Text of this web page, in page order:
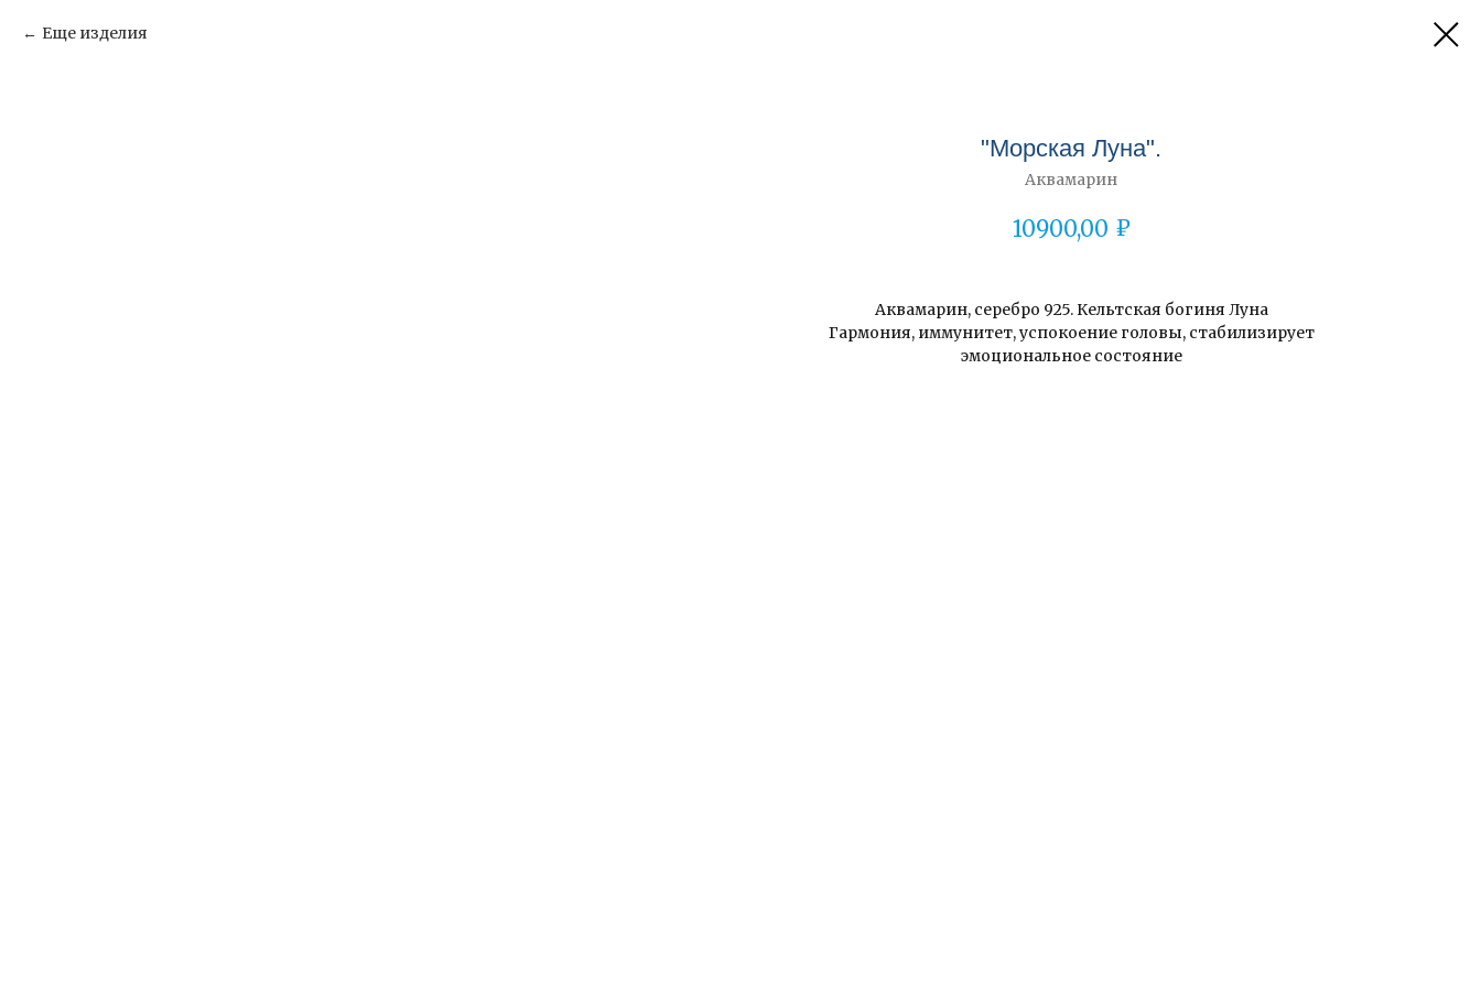
Еще изделия
"Морская Луна".
Аквамарин
10900,00 ₽
Аквамарин, серебро 925. Кельтская богиня Луна
Гармония, иммунитет, успокоение головы, стабилизирует
эмоциональное состояние